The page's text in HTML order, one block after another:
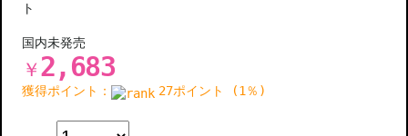
ト
国内未発売
￥ 2,683
獲得ポイント： 27ポイント (1％)